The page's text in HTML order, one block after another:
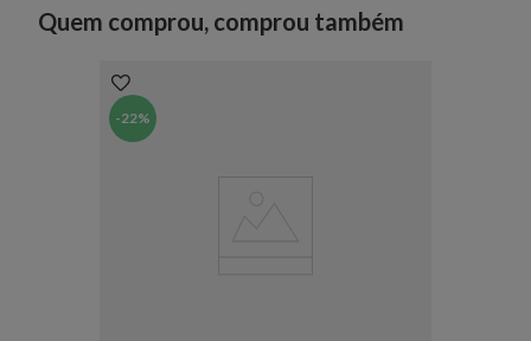
Quem comprou, comprou também
-22%